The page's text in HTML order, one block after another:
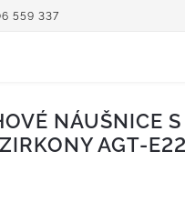
559 337
NÁUŠNICE S
AGT-